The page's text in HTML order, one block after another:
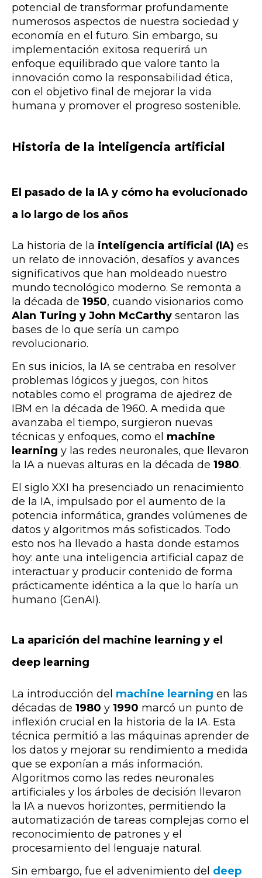
potencial de transformar profundamente
numerosos aspectos de nuestra sociedad y
economía en el futuro. Sin embargo, su
implementación exitosa requerirá un
enfoque equilibrado que valore tanto la
innovación como la responsabilidad ética,
con el objetivo final de mejorar la vida
humana y promover el progreso sostenible.
Historia de la inteligencia artificial
El pasado de la IA y cómo ha evolucionado
a lo largo de los años
La historia de la inteligencia artificial (IA) es
un relato de innovación, desafíos y avances
significativos que han moldeado nuestro
mundo tecnológico moderno. Se remonta a
la década de 1950, cuando visionarios como
Alan Turing y John McCarthy sentaron las
bases de lo que sería un campo
revolucionario.
En sus inicios, la IA se centraba en resolver
problemas lógicos y juegos, con hitos
notables como el programa de ajedrez de
IBM en la década de 1960. A medida que
avanzaba el tiempo, surgieron nuevas
técnicas y enfoques, como el machine
learning y las redes neuronales, que llevaron
la IA a nuevas alturas en la década de 1980.
El siglo XXI ha presenciado un renacimiento
de la IA, impulsado por el aumento de la
potencia informática, grandes volúmenes de
datos y algoritmos más sofisticados. Todo
esto nos ha llevado a hasta donde estamos
hoy: ante una inteligencia artificial capaz de
interactuar y producir contenido de forma
prácticamente idéntica a la que lo haría un
humano (GenAI).
La aparición del machine learning y el
deep learning
La introducción del machine learning en las
décadas de 1980 y 1990 marcó un punto de
inflexión crucial en la historia de la IA. Esta
técnica permitió a las máquinas aprender de
los datos y mejorar su rendimiento a medida
que se exponían a más información.
Algoritmos como las redes neuronales
artificiales y los árboles de decisión llevaron
la IA a nuevos horizontes, permitiendo la
automatización de tareas complejas como el
reconocimiento de patrones y el
procesamiento del lenguaje natural.
Sin embargo, fue el advenimiento del deep